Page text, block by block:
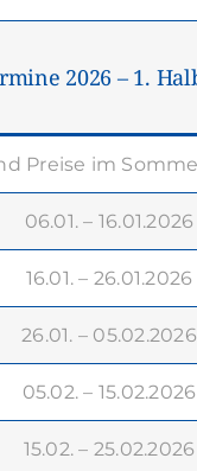
2026 – 1.
Preise im
06.01. – 16.01.2026
16.01. – 26.01.2026
26.01. – 05.02.2026
05.02. – 15.02.2026
15.02. – 25.02.2026